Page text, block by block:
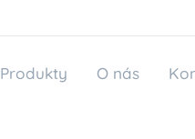
Produkty O nás